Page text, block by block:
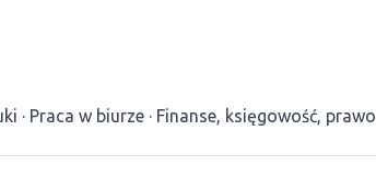
Praca w biurze Finanse, księgowość, prawo